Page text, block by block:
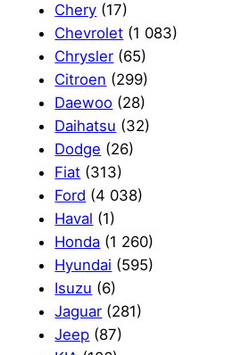
Chery (17)
Chevrolet (1 083)
Chrysler (65)
Citroen (299)
Daewoo (28)
Daihatsu (32)
Dodge (26)
Fiat (313)
Ford (4 038)
Haval (1)
Honda (1 260)
Hyundai (595)
Isuzu (6)
Jaguar (281)
Jeep (87)